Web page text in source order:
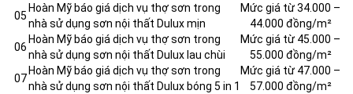
05
Hoàn Mỹ báo giá dịch vụ thợ sơn trong
nhà sử dụng sơn nội thất Dulux mịn
Mức giá từ 34.000 –
44.000 đồng/m²
06
Hoàn Mỹ báo giá dịch vụ thợ sơn trong
nhà sử dụng sơn nội thất Dulux lau chùi
Mức giá từ 45.000 –
55.000 đồng/m²
07
Hoàn Mỹ báo giá dịch vụ thợ sơn trong
nhà sử dụng sơn nội thất Dulux bóng 5 in 1
Mức giá từ 47.000 –
57.000 đồng/m²